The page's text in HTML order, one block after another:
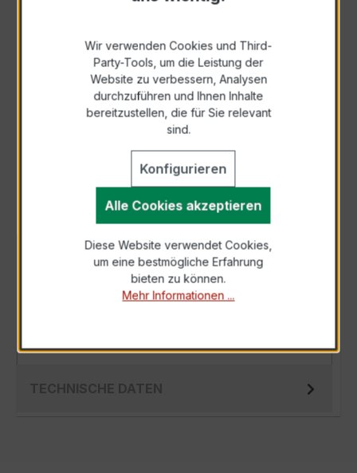
Zur Sammelanfrage hinzufügen
Anfrage telefonisch
Als PDF exportieren
BESCHREIBUNG
Der WSK 60 10/5A 2,5VA Kl.1
Wickelstromwandler ist die ideale Wahl für
TECHNISCHE DATEN
Wir verwenden Cookies und Third-
Party-Tools, um die Leistung der
Website zu verbessern, Analysen
durchzuführen und Ihnen Inhalte
bereitzustellen, die für Sie relevant
sind.
Konfigurieren
Alle Cookies akzeptieren
Diese Website verwendet Cookies,
um eine bestmögliche Erfahrung
bieten zu können.
Mehr Informationen ...